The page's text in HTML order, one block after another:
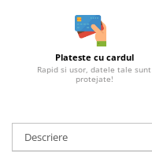
Plateste cu cardul
Rapid si usor, datele tale sunt
protejate!
Descriere